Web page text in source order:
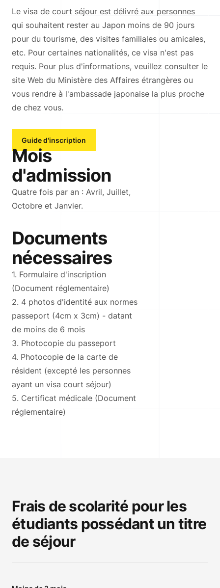
Le visa de court séjour est délivré aux personnes
qui souhaitent rester au Japon moins de 90 jours
pour du tourisme, des visites familiales ou amicales,
etc. Pour certaines nationalités, ce visa n'est pas
requis. Pour plus d'informations, veuillez consulter le
site Web du Ministère des Affaires étrangères ou
vous rendre à l'ambassade japonaise la plus proche
de chez vous.
Guide d'inscription
Quatre fois par an : Avril, Juillet,
Octobre et Janvier.
Mois
d'admission
1. Formulaire d'inscription
(Document réglementaire)
2. 4 photos d'identité aux normes
passeport (4cm x 3cm) - datant
de moins de 6 mois
3. Photocopie du passeport
4. Photocopie de la carte de
résident (excepté les personnes
ayant un visa court séjour)
5. Certificat médicale (Document
réglementaire)
Documents
nécessaires
Frais de scolarité pour les
étudiants possédant un titre
de séjour